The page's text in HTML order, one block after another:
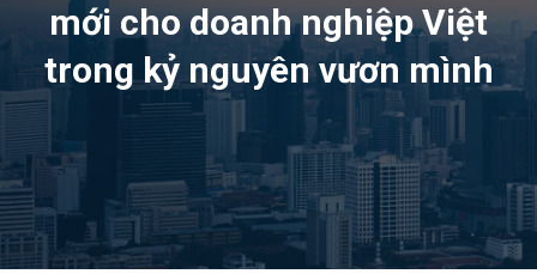
mới cho doanh nghiệp Việt
trong kỷ nguyên vươn mình